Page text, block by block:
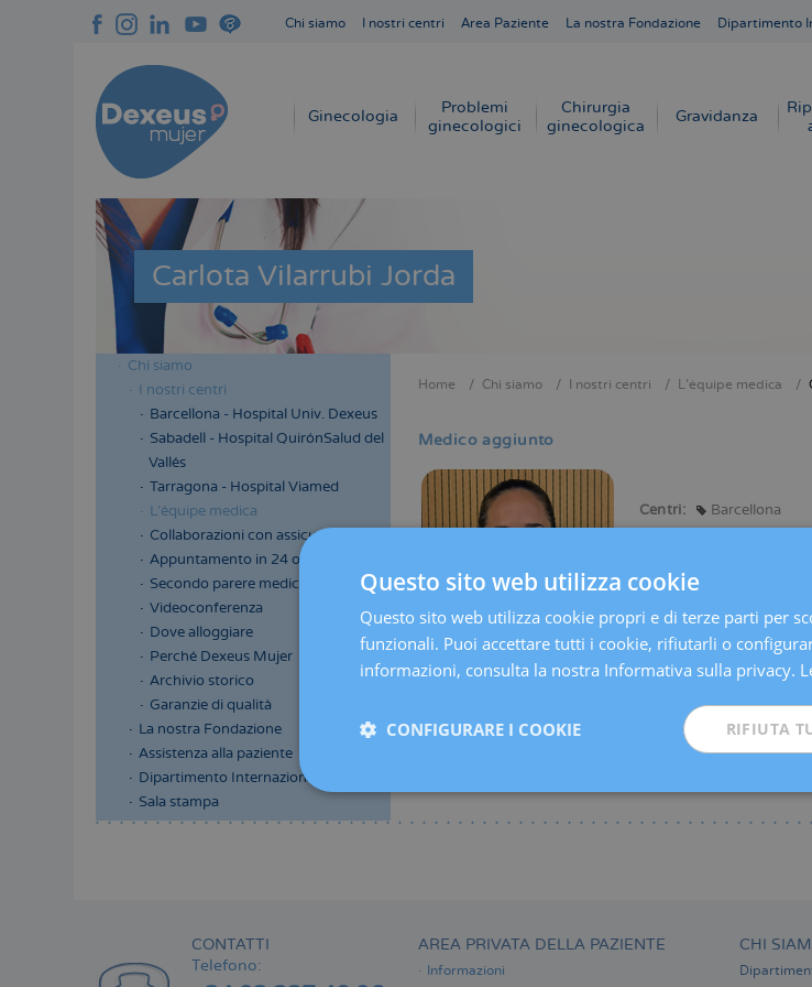
Chi siamo I nostri centri Area Paziente La nostra Fondazione Dipartimento
Navegación
Ginecologia
Problemi
ginecologici
Chirurgia
ginecologica
Gravidanza
Carlota Vilarrubi Jorda
Menú
lateral
cabecera
Chi siamo
I nostri centri
Barcellona - Hospital Univ. Dexeus
Sabadell - Hospital QuirónSalud del
Vallés
Tarragona - Hospital Viamed
L'équipe medica
Collaborazioni con assicurazioni
Appuntamento in 24 ore
Secondo parere medico
Videoconferenza
Dove alloggiare
Perché Dexeus Mujer
Archivio storico
Garanzie di qualità
La nostra Fondazione
Assistenza alla paziente
Dipartimento Internazionale
Sala stampa
di
Home Chi siamo I nostri centri L'équipe medica
Medico aggiunto
Centri: Barcellona
Specialità:
Ginecologia Generale
Pavimento Pelvico
CONTATTI
Telefono:
AREA PRIVATA DELLA PAZIENTE
Informazioni
CHI
Questo sito web utilizza cookie
Questo sito web utilizza cookie propri e di terze parti per
funzionali. Puoi accettare tutti i cookie, rifiutarli o
informazioni, consulta la nostra Informativa sulla privacy.
RIFIUTA
CONFIGURARE I COOKIE